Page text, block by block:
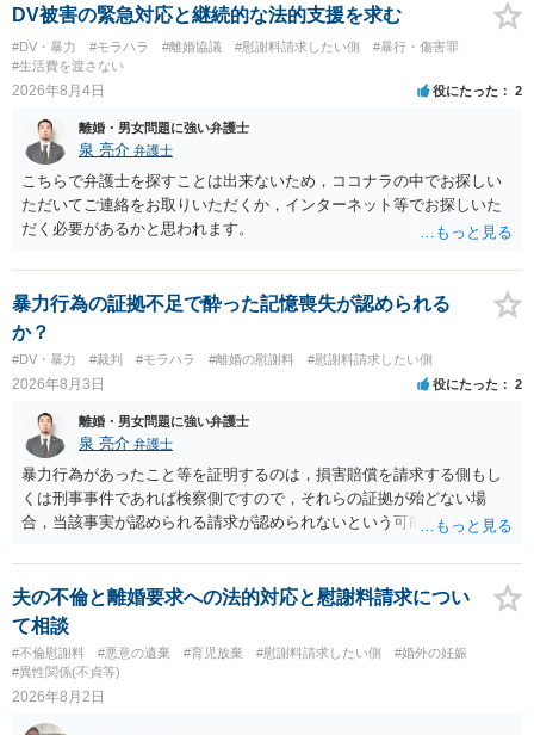
よいと思います。 ただ．慰謝料額については，婚姻破綻に至っていな
いとして，この点を考慮されることになるかもしれません。 ②夫との
今後のことを考えて書いてもらうか否かを検討するのがよいと思いま
す。今ある証拠以上のことを証明（証明力を強めることも含む）でき
う。慰謝料請求としては証拠として使えることが前提であり，その価
値と夫との関係との均衡のように思います。 ③行政書士に委任をして
いるのであれば，どのような内容の委任なのか不明ですが，その行政
書士との協議になると思います。請求するか，訴訟にするか，その点
の見極めや，相手方は性交類似行為は認めているのか，それさえも否
す。 ④性交類似行為を認めているにもかかわらず支払を拒否するので
あれば，本人（行政書士でも同じだと思います。）への対応ではあま
り変わらないように思います。減額で折り合えるなら本人様の交渉で
もよいように思いますが，ゼロかどうかの観点であれば，訴訟に進む
しかなくなるようにも思います。そうしますと，お近くの弁護士に相
談して進めることを検討した方がよいようにも思います。
DV被害の緊急対応と継続的な法的支援を求む
#DV・暴力 #モラハラ #離婚協議 #慰謝料請求したい側
#暴行・傷害罪
#生活費を渡さない
2026年8月4日 役にたった 2
離婚・男女問題に強い弁護士
泉 亮介 弁護士
こちらで弁護士を探すことは出来ないため，ココナラの中でお探しい
ただいてご連絡をお取りいただくか，インターネット等でお探しいた
だく必要があるかと思われます。
暴力行為の証拠不足で酔った記憶喪失が認められる
か？
#DV・暴力 #裁判 #モラハラ #離婚の慰謝料 #慰謝料請求したい側
2026年8月3日 役にたった 2
離婚・男女問題に強い弁護士
泉 亮介 弁護士
暴力行為があったこと等を証明するのは，損害賠償を請求する側もし
くは刑事事件であれば検察側ですので，それらの証拠が殆どない場
合，当該事実が認められる請求が認められないという可能性はあるで
夫の不倫と離婚要求への法的対応と慰謝料請求につい
て相談
#不倫慰謝料 #悪意の遺棄 #育児放棄 #慰謝料請求したい側
#婚外の妊娠
#異性関係(不貞等)
2026年8月2日